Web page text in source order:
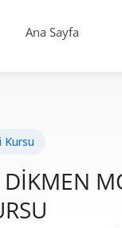
Ana Sayfa
Kursu